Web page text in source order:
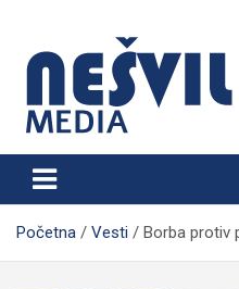
content
Nešvil Media
Početna Vesti Borba protiv